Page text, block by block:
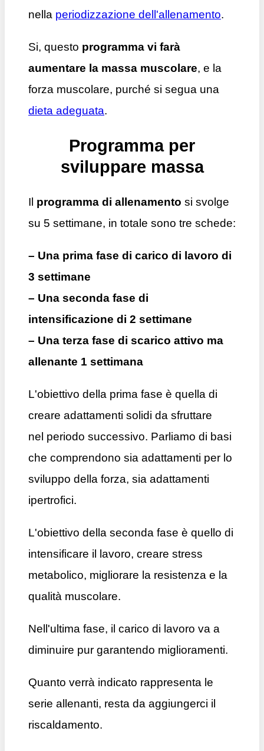
nella periodizzazione dell'allenamento.
Si, questo programma vi farà
aumentare la massa muscolare, e la
forza muscolare, purché si segua una
dieta adeguata.
Programma per
sviluppare massa
Il programma di allenamento si svolge
su 5 settimane, in totale sono tre schede:
– Una prima fase di carico di lavoro di
3 settimane
– Una seconda fase di
intensificazione di 2 settimane
– Una terza fase di scarico attivo ma
allenante 1 settimana
L'obiettivo della prima fase è quella di
creare adattamenti solidi da sfruttare
nel periodo successivo. Parliamo di basi
che comprendono sia adattamenti per lo
sviluppo della forza, sia adattamenti
ipertrofici.
L'obiettivo della seconda fase è quello di
intensificare il lavoro, creare stress
metabolico, migliorare la resistenza e la
qualità muscolare.
Nell'ultima fase, il carico di lavoro va a
diminuire pur garantendo miglioramenti.
Quanto verrà indicato rappresenta le
serie allenanti, resta da aggiungerci il
riscaldamento.